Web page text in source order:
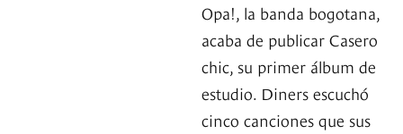
Opa!, la banda bogotana,
acaba de publicar Casero
chic, su primer álbum de
estudio. Diners escuchó
cinco canciones que sus